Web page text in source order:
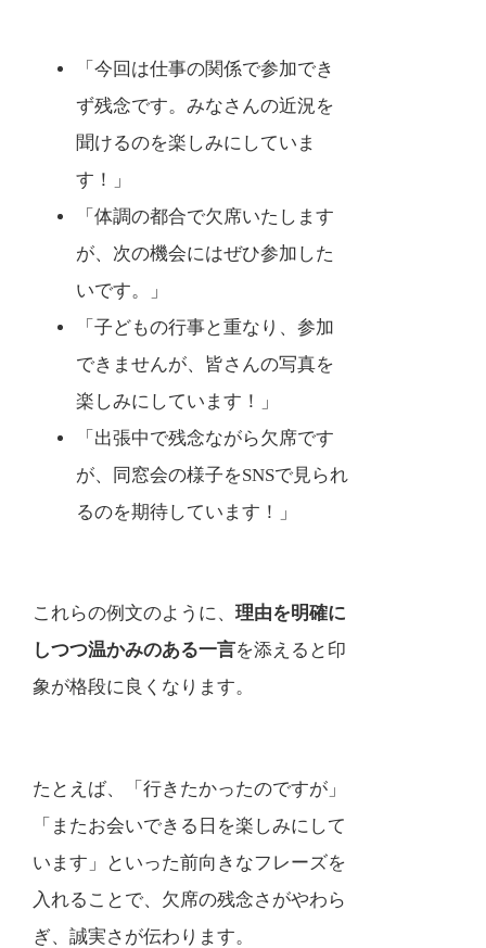
「今回は仕事の関係で参加でき
ず残念です。みなさんの近況を
聞けるのを楽しみにしていま
す！」
「体調の都合で欠席いたします
が、次の機会にはぜひ参加した
いです。」
「子どもの行事と重なり、参加
できませんが、皆さんの写真を
楽しみにしています！」
「出張中で残念ながら欠席です
が、同窓会の様子をSNSで見られ
るのを期待しています！」
これらの例文のように、理由を明確に
しつつ温かみのある一言を添えると印
象が格段に良くなります。
たとえば、「行きたかったのですが」
「またお会いできる日を楽しみにして
います」といった前向きなフレーズを
入れることで、欠席の残念さがやわら
ぎ、誠実さが伝わります。